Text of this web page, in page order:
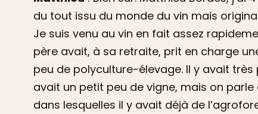
du tout issu du monde du vin mais
Je suis venu au vin en fait assez
père avait, à sa retraite, prit en charge
peu de polyculture-élevage. Il y avait très
avait un petit peu de vigne, mais on
dans lesquelles il y avait déjà de